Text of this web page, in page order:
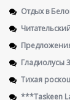
Отдых в
Гладиолусы 3
Тихая
***Taskeen